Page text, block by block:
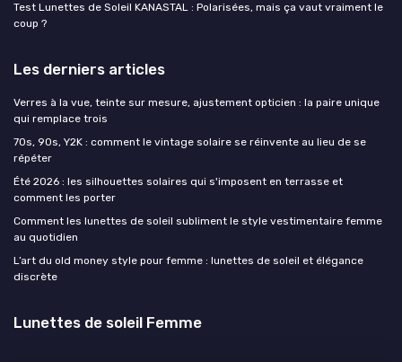
Test Lunettes de Soleil KANASTAL : Polarisées, mais ça vaut vraiment le
coup ?
Les derniers articles
Verres à la vue, teinte sur mesure, ajustement opticien : la paire unique
qui remplace trois
70s, 90s, Y2K : comment le vintage solaire se réinvente au lieu de se
répéter
Été 2026 : les silhouettes solaires qui s'imposent en terrasse et
comment les porter
Comment les lunettes de soleil subliment le style vestimentaire femme
au quotidien
L’art du old money style pour femme : lunettes de soleil et élégance
discrète
Lunettes de soleil Femme